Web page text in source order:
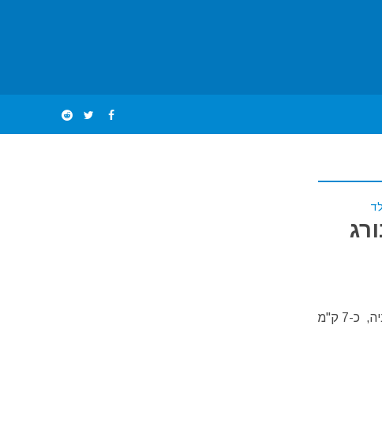
יריד חג המולד של העיר "לודוויגסבורג" (Ludwigsburg) הנמצאת בדרום גרמניה, כ-7 ק"מ